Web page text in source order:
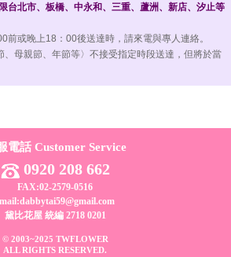
台北市、板橋、中永和、三重、蘆洲、新店、汐止等
前或晚上18：00後送達時，請來電與專人連絡。
、母親節、年節等〉不接受指定時段送達，但將於當
電話 Customer Service
0920 208 662
FAX:02-2579-0516
黛比花屋 統編 2718 0201
© 2003~2025 TWFLOWER
ALL RIGHTS RESERVED.